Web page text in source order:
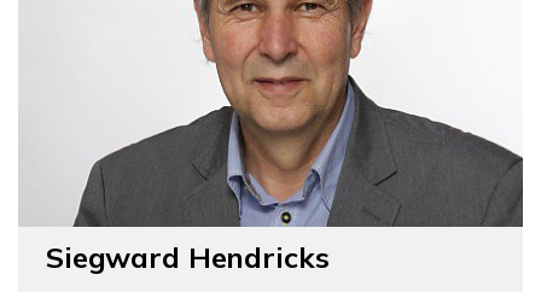
Siegward Hendricks